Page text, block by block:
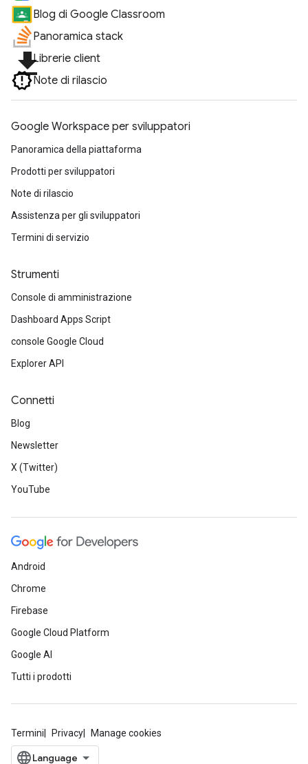
Blog di Google Classroom
Panoramica stack
file_downloadLibrerie client
Note di rilascio
Google Workspace per sviluppatori
Panoramica della piattaforma
Prodotti per sviluppatori
Note di rilascio
Assistenza per gli sviluppatori
Termini di servizio
Strumenti
Console di amministrazione
Dashboard Apps Script
console Google Cloud
Explorer API
Connetti
Blog
Newsletter
X (Twitter)
YouTube
Android
Chrome
Firebase
Google Cloud Platform
Google AI
Tutti i prodotti
Termini Privacy Manage cookies